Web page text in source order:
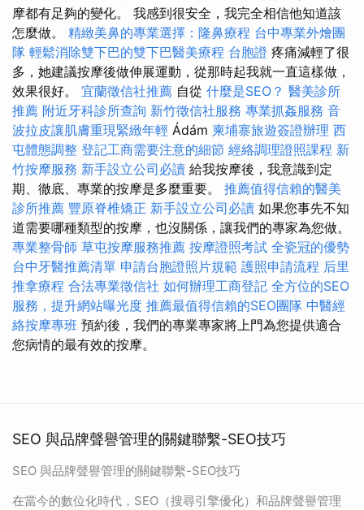
摩都有足夠的變化。 我感到很安全，我完全相信他知道該
怎麼做。 精緻美鼻的專業選擇：隆鼻療程 台中專業外燴團
隊 輕鬆消除雙下巴的雙下巴醫美療程 台胞證 疼痛減輕了很
多，她建議按摩後做伸展運動，從那時起我就一直這樣做，
效果很好。 宜蘭徵信社推薦 自從 什麼是SEO？ 醫美診所
推薦 附近牙科診所查詢 新竹徵信社服務 專業抓姦服務 音
波拉皮讓肌膚重現緊緻年輕 Ádám 柬埔寨旅遊簽證辦理 西
屯體態調整 登記工商需要注意的細節 經絡調理證照課程 新
竹按摩服務 新手設立公司必讀 給我按摩後，我意識到定
期、徹底、專業的按摩是多麼重要。 推薦值得信賴的醫美
診所推薦 豐原脊椎矯正 新手設立公司必讀 如果您事先不知
道需要哪種類型的按摩，也沒關係，讓我們的專家為您做。
專業整骨師 草屯按摩服務推薦 按摩證照考試 全瓷冠的優勢
台中牙醫推薦清單 申請台胞證照片規範 護照申請流程 后里
推拿療程 合法專業徵信社 如何辦理工商登記 全方位的SEO
服務，提升網站曝光度 推薦最值得信賴的SEO團隊 中醫經
絡按摩專班 預約後，我們的專業專家將上門為您提供適合
您病情的最有效的按摩。
SEO 與品牌聲譽管理的關鍵聯繫-SEO技巧
SEO 與品牌聲譽管理的關鍵聯繫-SEO技巧
在當今的數位化時代，SEO（搜尋引擎優化）和品牌聲譽管理